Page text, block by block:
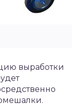
выработки